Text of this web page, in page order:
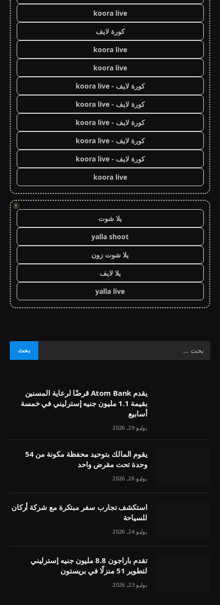
koora live
كورة لايف
koora live
koora live
كورة لايف - koora live
كورة لايف - koora live
كورة لايف - koora live
كورة لايف - koora live
كورة لايف - koora live
koora live
!
يلا شوت
yalla shoot
يلا شوت زون
يلا لايف
yalla live
يقدم Atom Bank قرضًا لرعاية المسنين
بقيمة 1.1 مليون جنيه إسترليني في خمسة
أسابيع
يوليو 29, 2026
يقوم المالك بتوحيد محفظة مكونة من 54
وحدة تحت مقرض واحد
يوليو 26, 2026
استكشف تجارب سفر مبتكرة مع شركة أركان
للسياحة
يوليو 24, 2026
تقدم باراجون 8.8 مليون جنيه إسترليني
لتطوير 51 منزلًا في بريستون
يوليو 23, 2026